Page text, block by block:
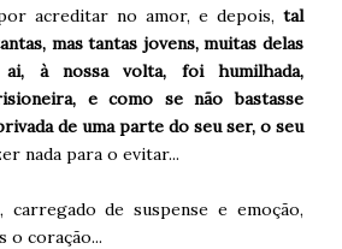
acreditar no amor, e depois, tal
mas tantas jovens, muitas delas
à nossa volta, foi humilhada,
e como se não bastasse
de uma parte do seu ser, o seu
nada para o evitar...
carregado de suspense e emoção,
o coração...